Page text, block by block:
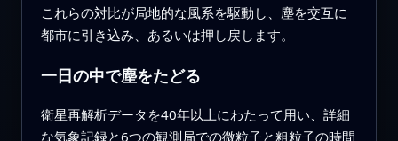
これらの対比が局地的な風系を駆動し、塵を交互に
都市に引き込み、あるいは押し戻します。
一日の中で塵をたどる
衛星再解析データを40年以上にわたって用い、詳細
な気象記録と6つの観測局での微粒子と粗粒子の時間